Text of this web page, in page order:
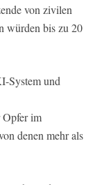
von zivilen
würden bis zu 20
System und
Opfer im
denen mehr als